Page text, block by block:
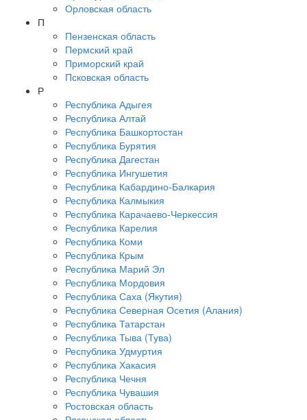
Орловская область
П
Пензенская область
Пермский край
Приморский край
Псковская область
Р
Республика Адыгея
Республика Алтай
Республика Башкортостан
Республика Бурятия
Республика Дагестан
Республика Ингушетия
Республика Кабардино-Балкария
Республика Калмыкия
Республика Карачаево-Черкессия
Республика Карелия
Республика Коми
Республика Крым
Республика Марий Эл
Республика Мордовия
Республика Саха (Якутия)
Республика Северная Осетия (Алания)
Республика Татарстан
Республика Тыва (Тува)
Республика Удмуртия
Республика Хакасия
Республика Чечня
Республика Чувашия
Ростовская область